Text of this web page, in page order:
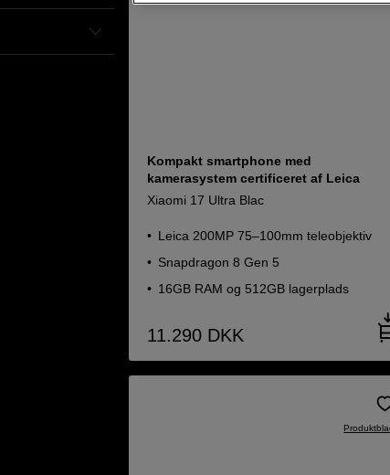
Kompakt smartphone med
kamerasystem certificeret af Leica
Xiaomi 17 Ultra Blac
Leica 200MP 75–100mm teleobjektiv
Snapdragon 8 Gen 5
16GB RAM og 512GB lagerplads
11.290 DKK